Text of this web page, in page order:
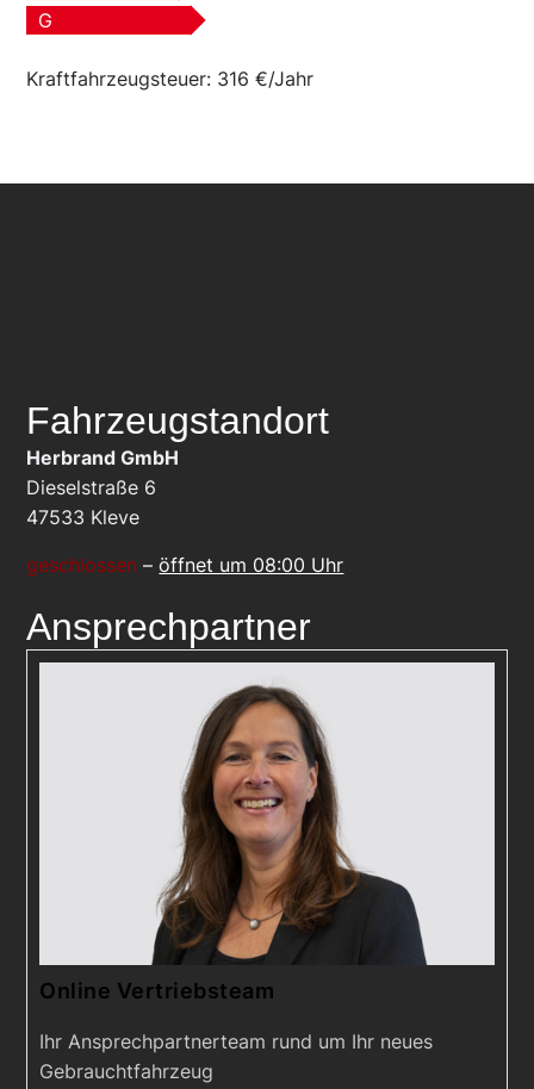
G
Kraftfahrzeugsteuer: 316 €/Jahr
Fahrzeugstandort
Herbrand GmbH
Dieselstraße 6
47533 Kleve
geschlossen –öffnet um 08:00 Uhr
Ansprechpartner
Online Vertriebsteam
Ihr Ansprechpartnerteam rund um Ihr neues
Gebrauchtfahrzeug